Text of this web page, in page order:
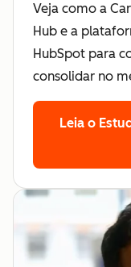
Veja como a
Hub e a
HubSpot para
consolidar no
Leia o